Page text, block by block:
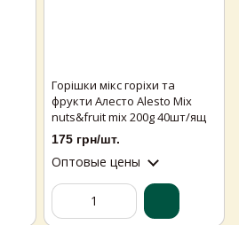
Горішки мікс горіхи та
фрукти Алесто Alesto Mix
nuts&fruit mix 200g 40шт/ящ
175 грн/шт.
Оптовые цены